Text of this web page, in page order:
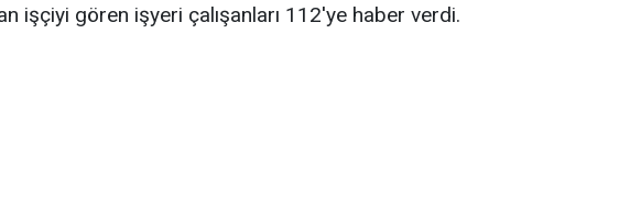
işçiyi gören işyeri çalışanları 112'ye haber verdi.